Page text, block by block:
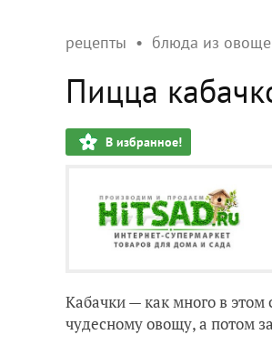
рецепты блюда из
Пицца
В избранное!
Кабачки — как много в
чудесному овощу, а потом